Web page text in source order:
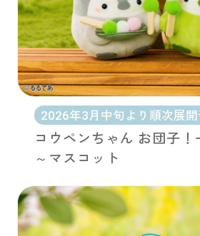
2026年3月中旬より順次展開
コウペンちゃん お団子！
～マスコット